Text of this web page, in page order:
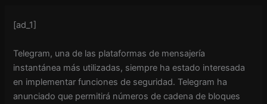
[ad_1]
Telegram, una de las plataformas de mensajería
instantánea más utilizadas, siempre ha estado interesada
en implementar funciones de seguridad. Telegram ha
anunciado que permitirá números de cadena de bloques